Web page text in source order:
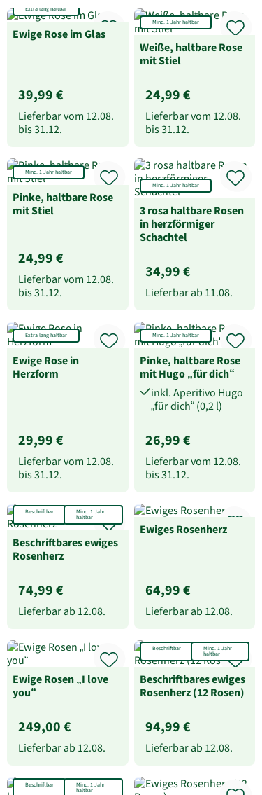
Extra lang haltbar
Ewige Rose im Glas
39,99 €
Lieferbar vom 12.08.
bis31.12.
Mind. 1 Jahr haltbar
Weiße, haltbare Rose
mit Stiel
24,99 €
Lieferbar vom 12.08.
bis31.12.
Mind. 1 Jahr haltbar
Pinke, haltbare Rose
mit Stiel
24,99 €
Lieferbar vom 12.08.
bis31.12.
Mind. 1 Jahr haltbar
3 rosa haltbare Rosen
in herzförmiger
Schachtel
34,99 €
Lieferbar ab 11.08.
Extra lang haltbar
Ewige Rose in
Herzform
29,99 €
Lieferbar vom 12.08.
bis31.12.
Mind. 1 Jahr haltbar
Pinke, haltbare Rose
mit Hugo „für dich“
inkl. Aperitivo Hugo
„für dich“ (0,2 l)
26,99 €
Lieferbar vom 12.08.
bis31.12.
Beschriftbar Mind. 1 Jahr
haltbar
Beschriftbares ewiges
Rosenherz
74,99 €
Lieferbar ab 12.08.
Ewiges Rosenherz
64,99 €
Lieferbar ab 12.08.
Ewige Rosen „I love
you“
249,00 €
Lieferbar ab 12.08.
Beschriftbar Mind. 1 Jahr
haltbar
Beschriftbares ewiges
Rosenherz (12 Rosen)
94,99 €
Lieferbar ab 12.08.
Beschriftbar Mind. 1 Jahr
haltbar